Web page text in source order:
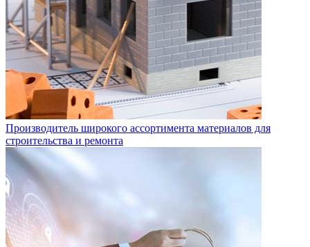
Производитель широкого ассортимента материалов для
строительства и ремонта